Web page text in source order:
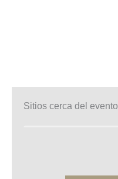
Sitios cerca del evento